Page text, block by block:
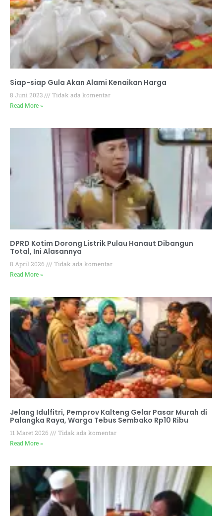
Siap-siap Gula Akan Alami Kenaikan Harga
8 Juni 2023 Tidak ada komentar
Read More »
DPRD Kotim Dorong Listrik Pulau Hanaut Dibangun
Total, Ini Alasannya
8 April 2026 Tidak ada komentar
Read More »
Jelang Idulfitri, Pemprov Kalteng Gelar Pasar Murah di
Palangka Raya, Warga Tebus Sembako Rp10 Ribu
11 Maret 2026 Tidak ada komentar
Read More »